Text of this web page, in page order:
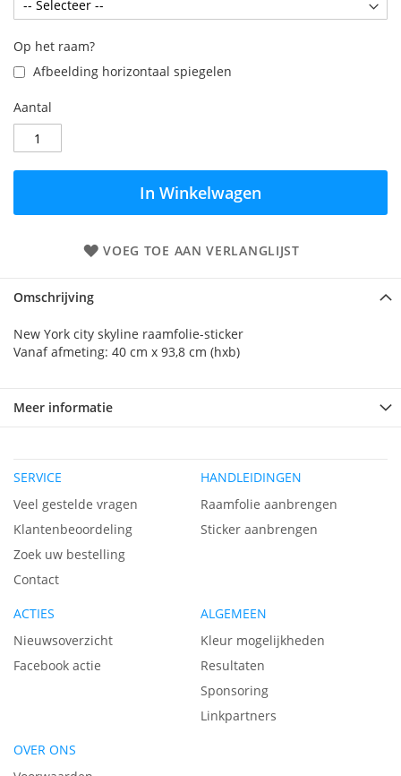
Op het raam?
Afbeelding horizontaal spiegelen
Aantal
In Winkelwagen
VOEG TOE AAN VERLANGLIJST
Omschrijving
New York city skyline raamfolie-sticker
Vanaf afmeting: 40 cm x 93,8 cm (hxb)
Meer informatie
SERVICE
Veel gestelde vragen
Klantenbeoordeling
Zoek uw bestelling
Contact
HANDLEIDINGEN
Raamfolie aanbrengen
Sticker aanbrengen
ACTIES
Nieuwsoverzicht
Facebook actie
ALGEMEEN
Kleur mogelijkheden
Resultaten
Sponsoring
Linkpartners
OVER ONS